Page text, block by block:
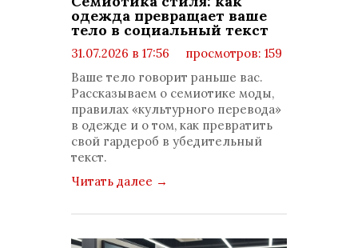
одежда превращает ваше
тело в социальный текст
31.07.2026 в 17:56
просмотров: 159
Ваше тело говорит раньше вас.
Рассказываем о семиотике моды,
правилах «культурного перевода»
в одежде и о том, как превратить
свой гардероб в убедительный
текст.
Читать далее →